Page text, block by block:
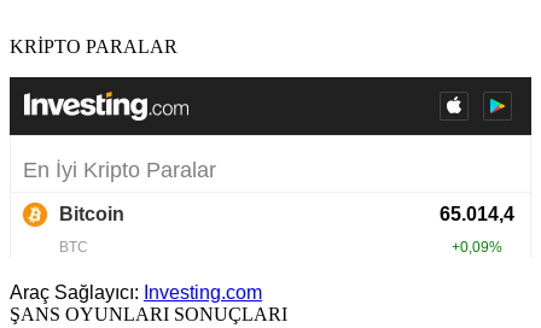
KRİPTO PARALAR
Araç Sağlayıcı: Investing.com
ŞANS OYUNLARI SONUÇLARI